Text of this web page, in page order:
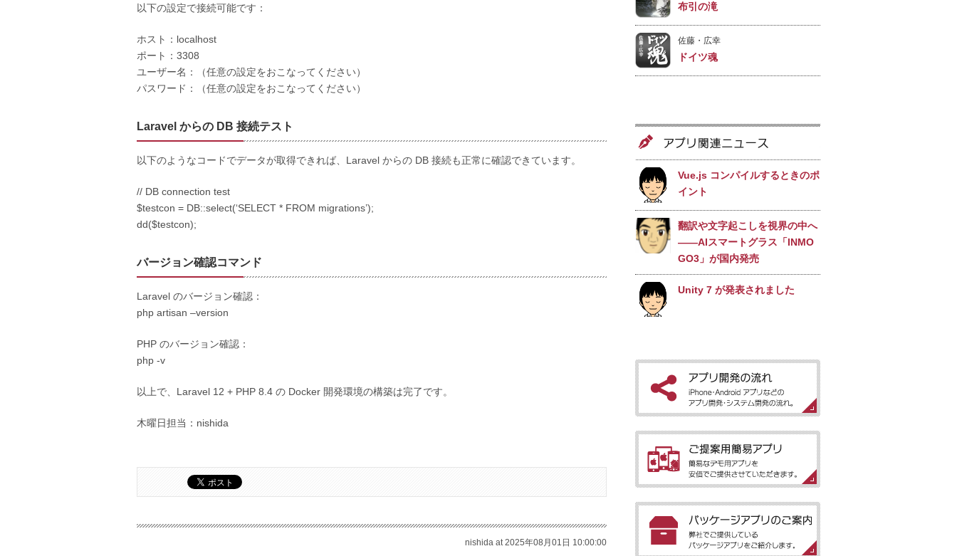
以下の設定で接続可能です：
ホスト：localhost
ポート：3308
ユーザー名：（任意の設定をおこなってください）
パスワード：（任意の設定をおこなってください）
Laravel からの DB 接続テスト
以下のようなコードでデータが取得できれば、Laravel からの DB 接続も正常に確認できています。
// DB connection test
$testcon = DB::select(‘SELECT * FROM migrations’);
dd($testcon);
バージョン確認コマンド
Laravel のバージョン確認：
php artisan –version
PHP のバージョン確認：
php -v
以上で、Laravel 12 + PHP 8.4 の Docker 開発環境の構築は完了です。
木曜日担当：nishida
nishida at 2025年08月01日 10:00:00
布引の滝
佐藤・広幸
ドイツ魂
ボイドタイムお知らせアプリ
Void Time 〜月を無視できな
い〜
撮りカレ
ライブ壁紙
竹田城ライブ壁紙
電子書籍［for iPhone］
ターラのアストロロジー
アプリ関連ニュース
Vue.js コンパイルするときのポ
イント
翻訳や文字起こしを視界の中へ
――AIスマートグラス「INMO
GO3」が国内発売
Unity 7 が発表されました
ェースの開発を開始
視界がディスプレイになるAIス
WindowsのAIはもっと身近に
なる？Microsoftが示した新し
い方向性
Android 17の新機能「バブ
ル」でマルチタスクがさらに快
適に
アプリなどのアプリ開発・システム開発
の流れ。
プリを安価でご提供させていただきま
す。